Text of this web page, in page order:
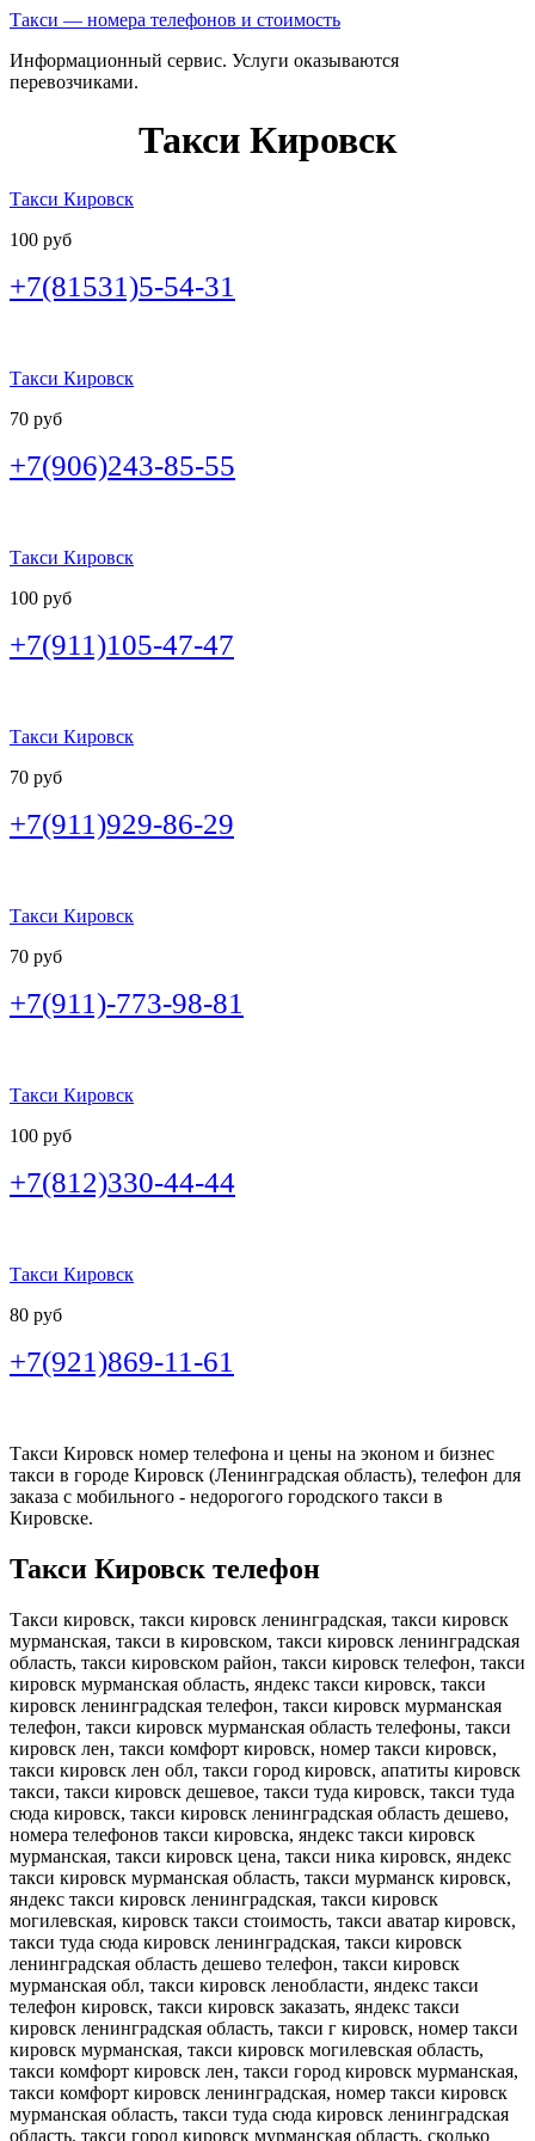
Такси — номера телефонов и стоимость
Информационный сервис. Услуги оказываются
перевозчиками.
Такси Кировск
Такси Кировск
100 руб
+7(81531)5-54-31
Такси Кировск
70 руб
+7(906)243-85-55
Такси Кировск
100 руб
+7(911)105-47-47
Такси Кировск
70 руб
+7(911)929-86-29
Такси Кировск
70 руб
+7(911)-773-98-81
Такси Кировск
100 руб
+7(812)330-44-44
Такси Кировск
80 руб
+7(921)869-11-61
Такси Кировск номер телефона и цены на эконом и бизнес
такси в городе Кировск (Ленинградская область), телефон для
заказа с мобильного - недорогого городского такси в
Кировске.
Такси Кировск телефон
Такси кировск, такси кировск ленинградская, такси кировск
мурманская, такси в кировском, такси кировск ленинградская
область, такси кировском район, такси кировск телефон, такси
кировск мурманская область, яндекс такси кировск, такси
кировск ленинградская телефон, такси кировск мурманская
телефон, такси кировск мурманская область телефоны, такси
кировск лен, такси комфорт кировск, номер такси кировск,
такси кировск лен обл, такси город кировск, апатиты кировск
такси, такси кировск дешевое, такси туда кировск, такси туда
сюда кировск, такси кировск ленинградская область дешево,
номера телефонов такси кировска, яндекс такси кировск
мурманская, такси кировск цена, такси ника кировск, яндекс
такси кировск мурманская область, такси мурманск кировск,
яндекс такси кировск ленинградская, такси кировск
могилевская, кировск такси стоимость, такси аватар кировск,
такси туда сюда кировск ленинградская, такси кировск
ленинградская область дешево телефон, такси кировск
мурманская обл, такси кировск ленобласти, яндекс такси
телефон кировск, такси кировск заказать, яндекс такси
кировск ленинградская область, такси г кировск, номер такси
кировск мурманская, такси кировск могилевская область,
такси комфорт кировск лен, такси город кировск мурманская,
такси комфорт кировск ленинградская, номер такси кировск
мурманская область, такси туда сюда кировск ленинградская
область, такси город кировск мурманская область, сколько